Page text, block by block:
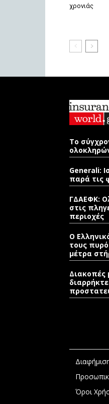
χρονιάς
Το
Generali:
παρά τις
ΓΔΑΕΦΚ:
στις
περιοχές
Ο
τους
μέτρα
Διακοπές
Όροι